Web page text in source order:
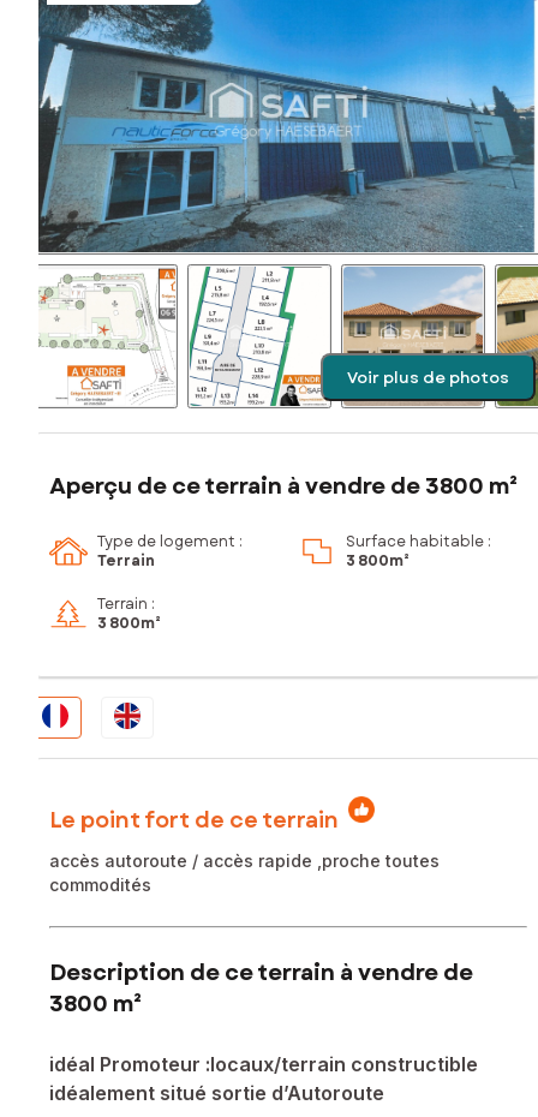
Voir plus de photos
Aperçu de ce terrain à vendre de 3800 m²
Type de logement :
Terrain
Surface habitable :
3 800m²
Terrain :
3 800m²
Le point fort de ce terrain
accès autoroute / accès rapide ,proche toutes
commodités
Description de ce terrain à vendre de
3800 m²
idéal Promoteur :locaux/terrain constructible
idéalement situé sortie d’Autoroute